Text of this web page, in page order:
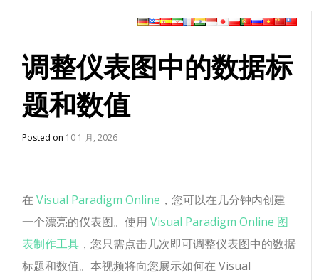
调整仪表图中的数据标
题和数值
Posted on 10 1 月, 2026
在Visual Paradigm Online ，您可以在几分钟内创建
一个漂亮的仪表图。使用Visual Paradigm Online 图
表制作工具 ，您只需点击几次即可调整仪表图中的数据
标题和数值。本视频将向您展示如何在 Visual